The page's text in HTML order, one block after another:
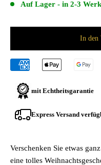
Auf Lager - in 2-3
In den
mit Echtheitsgarantie
Express Versand
Verschenken Sie etwas
eine tolles